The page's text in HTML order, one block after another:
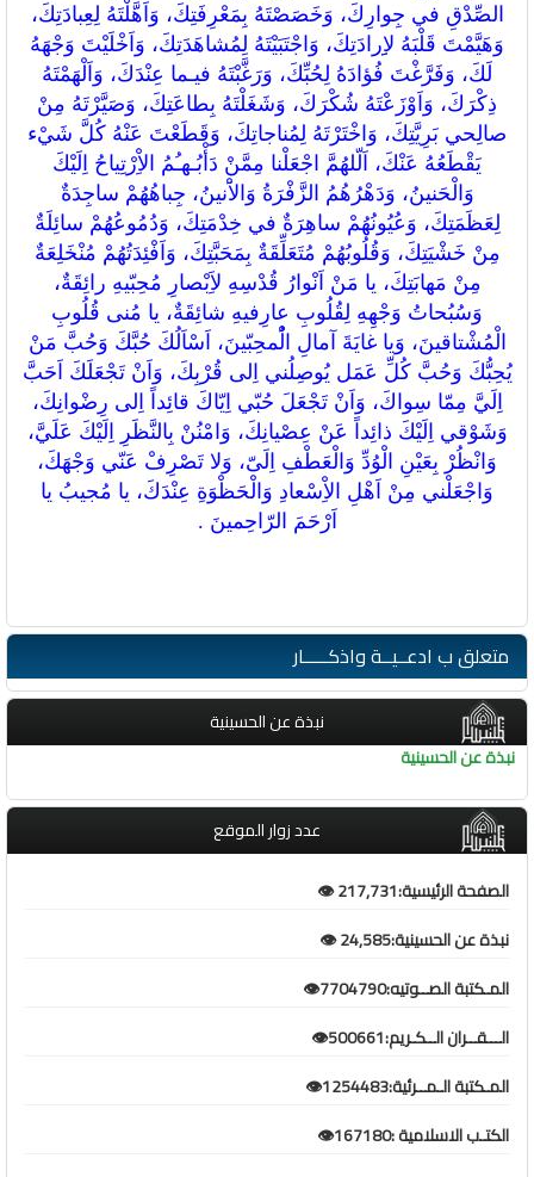
الصِّدْقِ في جِوارِكَ، وَخَصَصْتَهُ بِمَعْرِفَتِكَ، وَاَهَّلْتَهُ لِعِبادَتِكَ،
وَهَيَّمْتَ قَلْبَهُ لاِِرادَتِكَ، وَاجْتَبَيْتَهُ لِمُشاهَدَتِكَ، وَاَخْلَيْتَ وَجْهَهُ
لَكَ، وَفَرَّغْتَ فُؤادَهُ لِحُبِّكَ، وَرَغَّبْتَهُ فيـما عِنْدَكَ، وَاَلْهَمْتَهُ
ذِكْرَكَ، وَاَوْزَعْتَهُ شُكْرَكَ، وَشَغَلْتَهُ بِطاعَتِكَ، وَصَيَّرْتَهُ مِنْ
صالِحي بَرِيَّتِكَ، وَاخْتَرْتَهُ لِمُناجاتِكَ، وَقَطَعْتَ عَنْهُ كُلَّ شَيْء
يَقْطَعُهُ عَنْكَ، اَلّلهُمَّ اجْعَلْنا مِمَّنْ دَأْبُـهـُمُ الاِْرْتِياحُ اِلَيْكَ
وَالْحَنينُ، وَدَهْرُهُمُ الزَّفْرَةُ وَالاَْنينُ، جِباهُهُمْ ساجِدَةٌ
لِعَظَمَتِكَ، وَعُيُونُهُمْ ساهِرَةٌ في خِدْمَتِكَ، وَدُمُوعُهُمْ سائِلَةٌ
مِنْ خَشْيَتِكَ، وَقُلُوبُهُمْ مُتَعَلِّقَةٌ بِمَحَبَّتِكَ، وَاَفْئِدَتُهُمْ مُنْخَلِعَةٌ
مِنْ مَهابَتِكَ، يا مَنْ اَنْوارُ قُدْسِهِ لاَِبْصارِ مُحِبّيهِ رائِقَةٌ،
وَسُبُحاتُ وَجْهِهِ لِقُلُوبِ عارِفيهِ شائِقَةٌ، يا مُنى قُلُوبِ
الْمُشْتاقينَ، وَيا غايَةَ آمالِ الُْمحِبّينَ، اَسْاَلُكَ حُبَّكَ وَحُبَّ مَنْ
يُحِبُّكَ وَحُبَّ كُلِّ عَمَل يُوصِلُني اِلى قُرْبِكَ، وَاَنْ تَجْعَلَكَ اَحَبَّ
اِلَيَّ مِمّا سِواكَ، وَاَنْ تَجْعَلَ حُبّي اِيّاكَ قائِداً اِلى رِضْوانِكَ،
وَشَوْقي اِلَيْكَ ذائِداً عَنْ عِصْيانِكَ، وَامْنُنْ بِالنَّظَرِ اِلَيْكَ عَلَيَّ،
وَانْظُرْ بِعَيْنِ الْوُدِّ وَالْعَطْفِ اِلَىّ، وَلا تَصْرِفْ عَنّي وَجْهَكَ،
وَاجْعَلْني مِنْ اَهْلِ الاِْسْعادِ وَالْحَظْوَةِ عِنْدَكَ، يا مُجيبُ يا
اَرْحَمَ الرّاحِمينَ .
متعلق ب ادعــيــة واذكـــــار
نبذة عن الحسينية
نبذة عن الحسينية
عدد زوار الموقع
الصفحة الرئيسية:217,731 👁️
نبذة عن الحسينية:24,585 👁️
المـكتبة الصــوتيه:7704790👁️
الـــقــران الــكـريم:500661👁️
المـكتبة الـمــرئية:1254483👁️
الكتـب الاسلامية :167180👁️